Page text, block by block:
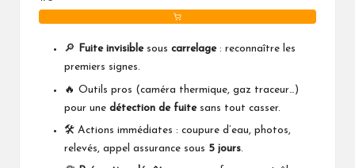
🔎 Fuite invisiblesous carrelage: reconnaître les
premiers signes.
🔥 Outils pros (caméra thermique, gaz traceur…)
pour une détection de fuitesans tout casser.
🛠️ Actions immédiates : coupure d’eau, photos,
relevés, appel assurance sous 5 jours.